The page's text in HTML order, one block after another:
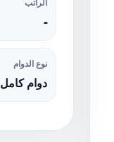
الراتب
-
نوع الدوام
دوام كامل